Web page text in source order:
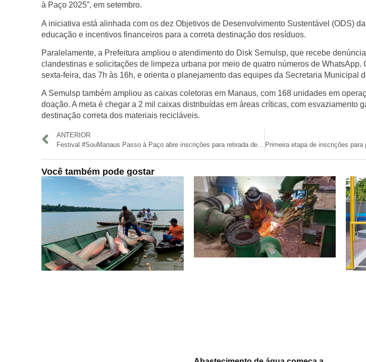
à Paço 2025”, em setembro.
A iniciativa está alinhada com os dez Objetivos de Desenvolvimento Sustentável (ODS)
educação e incentivos financeiros para a correta destinação dos resíduos.
Paralelamente, a Prefeitura ampliou o atendimento do Disk Semulsp, que recebe
clandestinas e solicitações de limpeza urbana por meio de quatro números de WhatsApp.
sexta-feira, das 7h às 16h, e orienta o planejamento das equipes da Secretaria Municipal
A Semulsp também ampliou as caixas coletoras em Manaus, com 168 unidades em
doação. A meta é chegar a 2 mil caixas distribuídas em áreas críticas, com esvaziamento
destinação correta dos materiais recicláveis.
ANTERIOR
Festival #SouManaus Passo à Paço abre inscrições para retirada de pulseiras nesta quarta-feira
Você também pode gostar